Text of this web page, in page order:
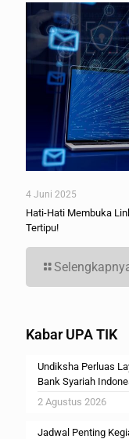
4 Juni 2025
Hati-Hati Membuka
Tertipu!
Kabar UPA TIK
Undiksha Perluas
Bank Syariah
2 Agustus 2026
Jadwal Penting